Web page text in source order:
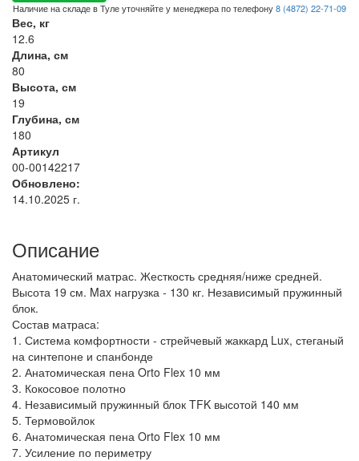
Наличие на складе в Туле уточняйте у менеджера по телефону8 (4872) 22-71-09
Вес, кг
12.6
Длина, см
80
Высота, см
19
Глубина, см
180
Артикул
00-00142217
Обновлено:
14.10.2025 г.
Описание
Анатомический матрас. Жесткость средняя/ниже средней.
Высота 19 см. Max нагрузка - 130 кг. Независимый пружинный
блок.
Состав матраса:
1. Система комфортности - стрейчевый жаккард Lux, стеганый
на синтепоне и спанбонде
2. Анатомическая пена Orto Flex 10 мм
3. Кокосовое полотно
4. Независимый пружинный блок TFK высотой 140 мм
5. Термовойлок
6. Анатомическая пена Orto Flex 10 мм
7. Усиление по периметру